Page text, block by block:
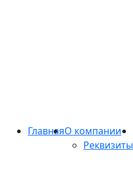
ГлавнаяО компании
Реквизиты